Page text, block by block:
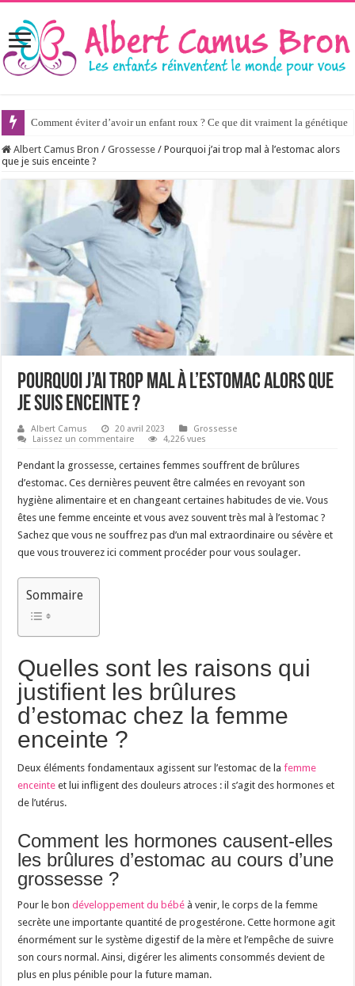
Comment éviter d’avoir un enfant roux ? Ce que dit vraiment la génétique
Albert Camus Bron / Grossesse / Pourquoi j’ai trop mal à l’estomac alors
que je suis enceinte ?
Pourquoi j’ai trop mal à l’estomac alors que
je suis enceinte ?
Albert Camus 20 avril 2023
Grossesse
Laissez un commentaire
4,226 vues
Pendant la grossesse, certaines femmes souffrent de brûlures
d’estomac. Ces dernières peuvent être calmées en revoyant son
hygiène alimentaire et en changeant certaines habitudes de vie. Vous
êtes une femme enceinte et vous avez souvent très mal à l’estomac ?
Sachez que vous ne souffrez pas d’un mal extraordinaire ou sévère et
que vous trouverez ici comment procéder pour vous soulager.
Sommaire
Quelles sont les raisons qui
justifient les brûlures
d’estomac chez la femme
enceinte ?
Deux éléments fondamentaux agissent sur l’estomac de lafemme
enceinte et lui infligent des douleurs atroces : il s’agit des hormones et
de l’utérus.
Comment les hormones causent-elles
les brûlures d’estomac au cours d’une
grossesse ?
Pour le bondéveloppement du bébé à venir, le corps de la femme
secrète une importante quantité de progestérone. Cette hormone agit
énormément sur le système digestif de la mère et l’empêche de suivre
son cours normal. Ainsi, digérer les aliments consommés devient de
plus en plus pénible pour la future maman.